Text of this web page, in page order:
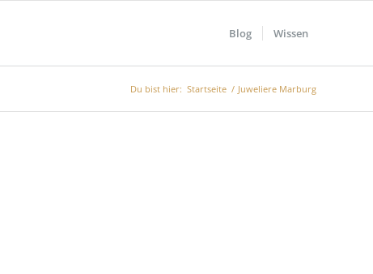
Blog Wissen
Du bist hier: Startseite / Juweliere Marburg